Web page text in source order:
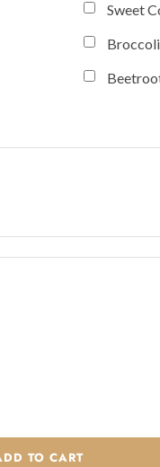
Sweet
TO CART